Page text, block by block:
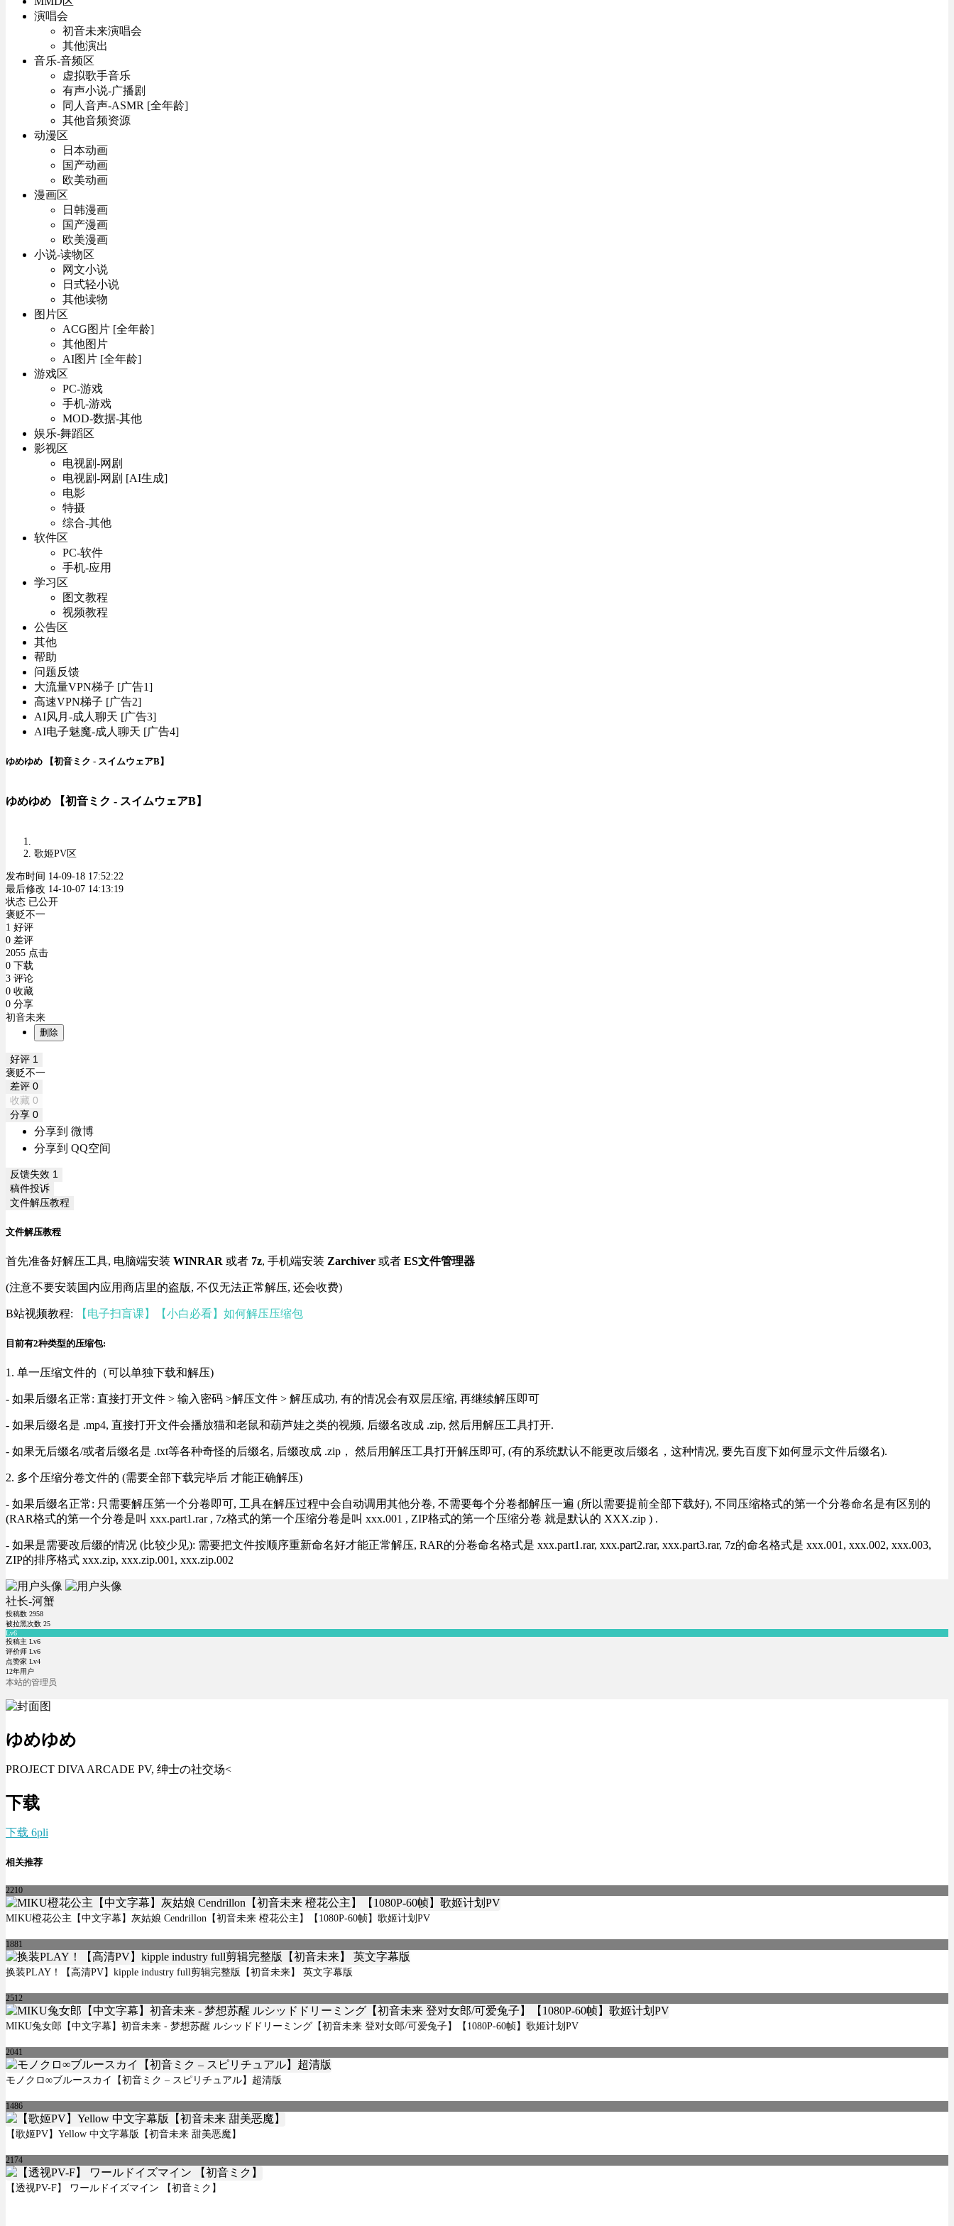
演唱会
初音未来演唱会
其他演出
音乐-音频区
虚拟歌手音乐
有声小说-广播剧
同人音声-ASMR [全年龄]
其他音频资源
动漫区
日本动画
国产动画
欧美动画
漫画区
日韩漫画
国产漫画
欧美漫画
小说-读物区
网文小说
日式轻小说
其他读物
图片区
ACG图片 [全年龄]
其他图片
AI图片 [全年龄]
游戏区
PC-游戏
手机-游戏
MOD-数据-其他
娱乐-舞蹈区
影视区
电视剧-网剧
电视剧-网剧 [AI生成]
电影
特摄
综合-其他
软件区
PC-软件
手机-应用
学习区
图文教程
视频教程
公告区
其他
帮助
问题反馈
大流量VPN梯子 [广告1]
高速VPN梯子 [广告2]
AI风月-成人聊天 [广告3]
AI电子魅魔-成人聊天 [广告4]
ゆめゆめ 【初音ミク - スイムウェアB】
ゆめゆめ 【初音ミク - スイムウェアB】
歌姬PV区
发布时间 14-09-18 17:52:22
最后修改 14-10-07 14:13:19
状态 已公开
褒贬不一
1 好评
0 差评
2055 点击
0 下载
3 评论
0 收藏
0 分享
初音未来
删除
好评 1
褒贬不一
差评 0
收藏 0
分享 0
分享到 微博
分享到 QQ空间
反馈失效 1
稿件投诉
文件解压教程
文件解压教程
首先准备好解压工具, 电脑端安装 WINRAR 或者 7z, 手机端安装 Zarchiver 或者 ES文件管理器
(注意不要安装国内应用商店里的盗版, 不仅无法正常解压, 还会收费)
B站视频教程: 【电子扫盲课】【小白必看】如何解压压缩包
目前有2种类型的压缩包:
1. 单一压缩文件的（可以单独下载和解压)
- 如果后缀名正常: 直接打开文件 > 输入密码 >解压文件 > 解压成功, 有的情况会有双层压缩, 再继续解压即可
- 如果后缀名是 .mp4, 直接打开文件会播放猫和老鼠和葫芦娃之类的视频, 后缀名改成 .zip, 然后用解压工具打开.
- 如果无后缀名/或者后缀名是 .txt等各种奇怪的后缀名, 后缀改成 .zip， 然后用解压工具打开解压即可, (有的系统默认不能更改后缀名，这种情况, 要先百度下如何显示文件后缀名).
2. 多个压缩分卷文件的 (需要全部下载完毕后 才能正确解压)
- 如果后缀名正常: 只需要解压第一个分卷即可, 工具在解压过程中会自动调用其他分卷, 不需要每个分卷都解压一遍 (所以需要提前全部下载好), 不同压缩格式的第一个分卷命名是有区别的
(RAR格式的第一个分卷是叫 xxx.part1.rar , 7z格式的第一个压缩分卷是叫 xxx.001 , ZIP格式的第一个压缩分卷 就是默认的 XXX.zip ) .
- 如果是需要改后缀的情况 (比较少见): 需要把文件按顺序重新命名好才能正常解压, RAR的分卷命名格式是 xxx.part1.rar, xxx.part2.rar, xxx.part3.rar, 7z的命名格式是 xxx.001, xxx.002, xxx.003,
ZIP的排序格式 xxx.zip, xxx.zip.001, xxx.zip.002
社长-河蟹
投稿数 2958
被拉黑次数 25
Lv6
投稿主 Lv6
评价师 Lv6
点赞家 Lv4
12年用户
本站的管理员
ゆめゆめ
PROJECT DIVA ARCADE PV, 绅士の社交场<
下载
下载 6pli
相关推荐
2210
MIKU橙花公主【中文字幕】灰姑娘 Cendrillon【初音未来 橙花公主】【1080P-60帧】歌姬计划PV
1881
换装PLAY！【高清PV】kipple industry full剪辑完整版【初音未来】 英文字幕版
2512
MIKU兔女郎【中文字幕】初音未来 - 梦想苏醒 ルシッドドリーミング【初音未来 登对女郎/可爱兔子】【1080P-60帧】歌姬计划PV
2041
モノクロ∞ブルースカイ【初音ミク – スピリチュアル】超清版
1486
【歌姬PV】Yellow 中文字幕版【初音未来 甜美恶魔】
2174
【透视PV-F】 ワールドイズマイン 【初音ミク】